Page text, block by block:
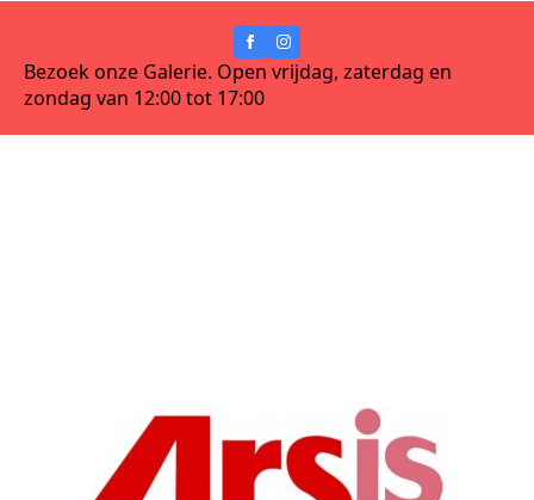
Bezoek onze Galerie. Open vrijdag, zaterdag en
zondag van 12:00 tot 17:00